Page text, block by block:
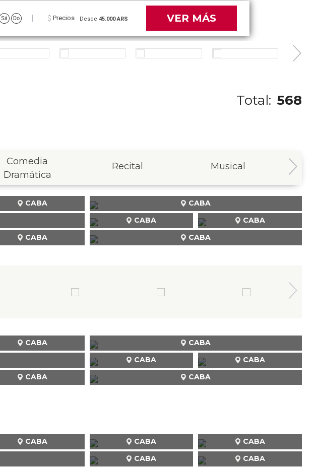
Precios Desde45.000 ARS VER MÁS
Total: 568
Comedia
Dramática
Recital Musical
CABA
CABA
CABA
CABA
CABA CABA
CABA
CABA
CABA
CABA
CABA CABA
CABA CABA
CABA
CABA
CABA